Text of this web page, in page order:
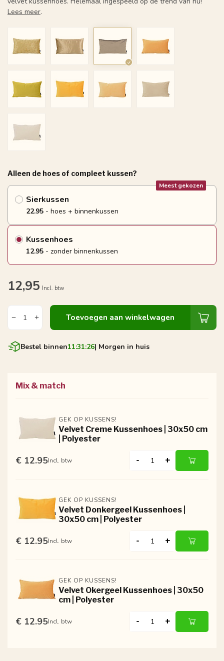
Lees meer.
Alleen de hoes of compleet kussen?
Sierkussen
Meest gekozen
22.95 - hoes + binnenkussen
Kussenhoes
12.95 - zonder binnenkussen
12,95 Incl. btw
Toevoegen aan winkelwagen
Bestel binnen11:31:26| Morgen in huis
Mix & match
GEK OP KUSSENS!
Velvet Creme Kussenhoes | 30x50 cm
| Polyester
€ 12.95Incl. btw - +
GEK OP KUSSENS!
Velvet Donkergeel Kussenhoes |
30x50 cm | Polyester
€ 12.95Incl. btw - +
GEK OP KUSSENS!
Velvet Okergeel Kussenhoes | 30x50
cm | Polyester
€ 12.95Incl. btw - +